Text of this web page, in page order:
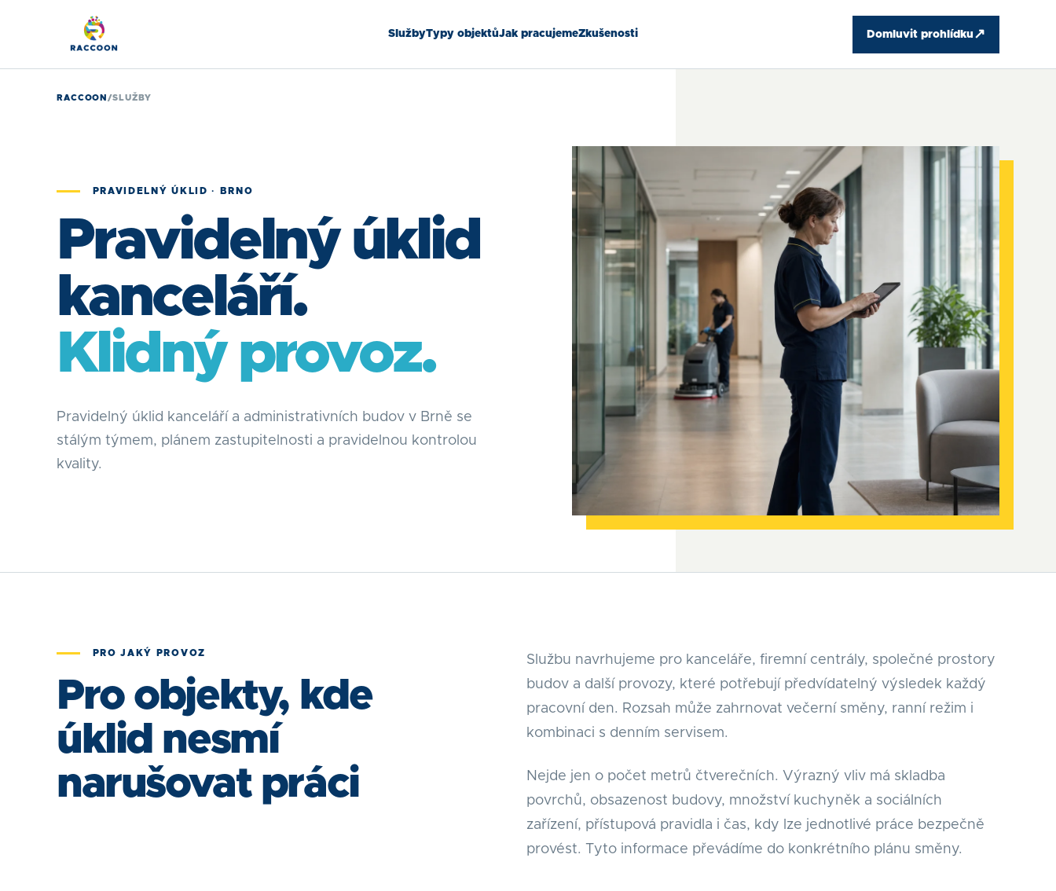
SlužbyTypy objektůJak pracujemeZkušenosti Domluvit prohlídku ↗
RACCOON/SLUŽBY
PRAVIDELNÝ ÚKLID · BRNO
Pravidelný úklid
kanceláří.
Klidný provoz.
Pravidelný úklid kanceláří a administrativních budov v Brně se
stálým týmem, plánem zastupitelnosti a pravidelnou kontrolou
kvality.
PRO JAKÝ PROVOZ
Pro objekty, kde
úklid nesmí
narušovat práci
Službu navrhujeme pro kanceláře, firemní centrály, společné prostory
budov a další provozy, které potřebují předvídatelný výsledek každý
pracovní den. Rozsah může zahrnovat večerní směny, ranní režim i
kombinaci s denním servisem.
Nejde jen o počet metrů čtverečních. Výrazný vliv má skladba
povrchů, obsazenost budovy, množství kuchyněk a sociálních
zařízení, přístupová pravidla i čas, kdy lze jednotlivé práce bezpečně
provést. Tyto informace převádíme do konkrétního plánu směny.